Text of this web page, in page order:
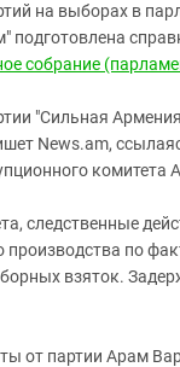
на выборах в
подготовлена
собрание
"Сильная
News.am,
комитета
следственные
производства по
взяток.
от партии Арам